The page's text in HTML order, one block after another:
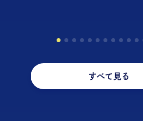
すべて見る
20代が選ぶ